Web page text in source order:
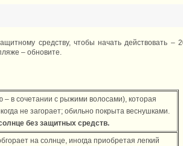
средству, чтобы начать действовать –
– обновите.
– в сочетании с рыжими волосами), которая
не загорает; обильно покрыта веснушками.
без защитных средств.
на солнце, иногда приобретая легкий